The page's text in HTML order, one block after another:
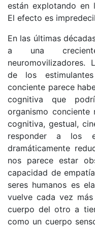
están explotando en
El efecto es
En las últimas
a una
neuromovilizadores.
de los
conciente parece
cognitiva que
organismo conciente
cognitiva, gestual,
responder a los
dramáticamente
nos parece estar
capacidad de
seres humanos es
vuelve cada vez
cuerpo del otro a
como un cuerpo